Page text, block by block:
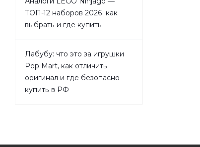
ТОП-12 наборов 2026: как
выбрать и где купить
Лабубу: что это за игрушки
Pop Mart, как отличить
оригинал и где безопасно
купить в РФ